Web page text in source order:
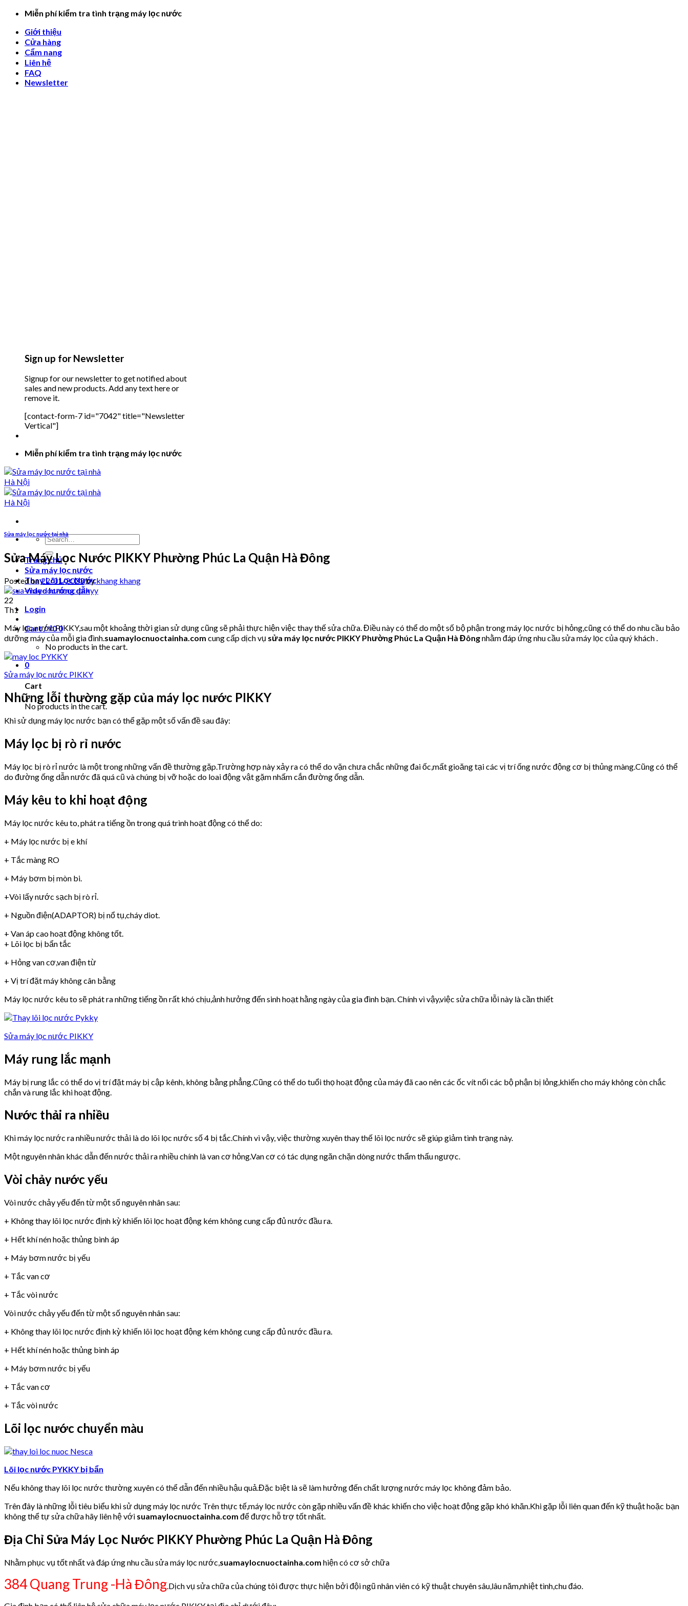
Skip
content
Miễn phí kiểm tra tình trạng máy lọc nước
Giới thiệu
Cửa hàng
Cẩm nang
Liên hệ
FAQ
Newsletter
Sign up for Newsletter
Signup for our newsletter to get notified about
sales and new products. Add any text here or
remove it.
[contact-form-7 id="7042" title="Newsletter
Vertical"]
Miễn phí kiểm tra tình trạng máy lọc nước
Search
for:
Trang chủ
Sửa máy lọc nước
Thay Lõi Lọc Nước
Video hướng dẫn
Login
Cart /₫00
No products in the cart.
0
Cart
No products in the cart.
Sửa máy lọc nước tại nhà
Sửa Máy Lọc Nước PIKKY Phường Phúc La Quận Hà Đông
Posted on22/01/2023bykhang khang
22
Th1
Máy lọc nước PIKKY,sau một khoảng thời gian sử dụng cũng sẽ phải thực hiện việc thay thế sửa chữa. Điều này có thể do một số bộ phận trong máy lọc nước bị hỏng,cũng có thể do nhu cầu bảo
dưỡng máy của mỗi gia đình.suamaylocnuoctainha.com cung cấp dịch vụ sửa máy lọc nước PIKKY Phường Phúc La Quận Hà Đôngnhằm đáp ứng nhu cầu sửa máy lọc của quý khách .
Sửa máy lọc nước PIKKY
Những lỗi thường gặp của máy lọc nước PIKKY
Khi sử dụng máy lọc nước bạn có thể gặp một số vấn đề sau đây:
Máy lọc bị rò rỉ nước
Máy lọc bị rò rỉ nước là một trong những vấn đề thường gặp.Trường hợp này xảy ra có thể do vặn chưa chắc những đai ốc,mất gioăng tại các vị trí ống nước động cơ bị thủng màng.Cũng có thể
do đường ống dẫn nước đã quá cũ và chúng bị vỡ hoặc do loai động vật gặm nhấm cắn đường ống dẫn.
Máy kêu to khi hoạt động
Máy lọc nước kêu to, phát ra tiếng ồn trong quá trình hoạt động có thể do:
+ Máy lọc nước bị e khí
+ Tắc màng RO
+ Máy bơm bị mòn bi.
+Vòi lấy nước sạch bị rò rỉ.
+ Nguồn điện(ADAPTOR) bị nổ tụ,cháy diot.
+ Van áp cao hoạt động không tốt.
+ Lõi lọc bị bẩn tắc
+ Hỏng van cơ,van điện từ
+ Vị trí đặt máy không cân bằng
Máy lọc nước kêu to sẽ phát ra những tiếng ồn rất khó chịu,ảnh hưởng đến sinh hoạt hằng ngày của gia đình bạn. Chính vì vậy,việc sửa chữa lỗi này là cần thiết
Sửa máy lọc nước PIKKY
Máy rung lắc mạnh
Máy bị rung lắc có thể do vị trí đặt máy bị cập kênh, không bằng phẳng.Cũng có thể do tuổi thọ hoạt động của máy đã cao nên các ốc vít nối các bộ phận bị lỏng,khiến cho máy không còn chắc
chắn và rung lắc khi hoạt động.
Nước thải ra nhiều
Khi máy lọc nước ra nhiều nước thải là do lõi lọc nước số 4 bị tắc.Chính vì vậy, việc thường xuyên thay thế lõi lọc nước sẽ giúp giảm tình trạng này.
Một nguyên nhân khác dẫn đến nước thải ra nhiều chính là van cơ hỏng.Van cơ có tác dụng ngăn chặn dòng nước thẩm thấu ngược.
Vòi chảy nước yếu
Vòi nước chảy yếu đến từ một số nguyên nhân sau:
+ Không thay lõi lọc nước định kỳ khiến lõi lọc hoạt động kém không cung cấp đủ nước đầu ra.
+ Hết khí nén hoặc thủng bình áp
+ Máy bơm nước bị yếu
+ Tắc van cơ
+ Tắc vòi nước
Vòi nước chảy yếu đến từ một số nguyên nhân sau:
+ Không thay lõi lọc nước định kỳ khiến lõi lọc hoạt động kém không cung cấp đủ nước đầu ra.
+ Hết khí nén hoặc thủng bình áp
+ Máy bơm nước bị yếu
+ Tắc van cơ
+ Tắc vòi nước
Lõi lọc nước chuyển màu
Lõi lọc nước PYKKY bị bẩn
Nếu không thay lõi lọc nước thường xuyên có thể dẫn đến nhiều hậu quả.Đặc biệt là sẽ làm hưởng đến chất lượng nước máy lọc không đảm bảo.
Trên đây là những lỗi tiêu biểu khi sử dụng máy lọc nước Trên thực tế,máy lọc nước còn gặp nhiều vấn đề khác khiến cho việc hoạt động gặp khó khăn.Khi gặp lỗi liên quan đến kỹ thuật hoặc bạn
không thể tự sửa chữa hãy liên hệ với suamaylocnuoctainha.com để được hỗ trợ tốt nhất.
Địa Chỉ Sửa Máy Lọc Nước PIKKY Phường Phúc La Quận Hà Đông
Nhằm phục vụ tốt nhất và đáp ứng nhu cầu sửa máy lọc nước, suamaylocnuoctainha.com hiện có cơ sở chữa
384 Quang Trung -Hà Đông .Dịch vụ sửa chữa của chúng tôi được thực hiện bởi đội ngũ nhân viên có kỹ thuật chuyên sâu,lâu năm,nhiệt tình,chu đáo.